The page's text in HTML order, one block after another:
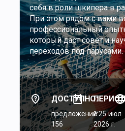
себя в роли шкипера в
При этом рядом с вами
профессиональный
который даст совет и
переходов под парусами.
ДОСТУПНО:
предложений:
156
c 25 июл.
2026 г.